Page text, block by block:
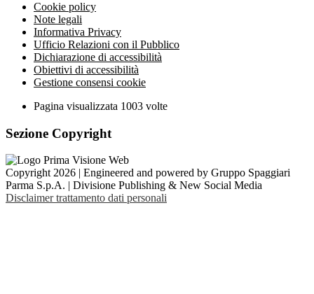
Cookie policy
Note legali
Informativa Privacy
Ufficio Relazioni con il Pubblico
Dichiarazione di accessibilità
Obiettivi di accessibilità
Gestione consensi cookie
Pagina visualizzata 1003 volte
Sezione Copyright
Copyright 2026 | Engineered and powered by Gruppo Spaggiari
Parma S.p.A. | Divisione Publishing & New Social Media
Disclaimer trattamento dati personali